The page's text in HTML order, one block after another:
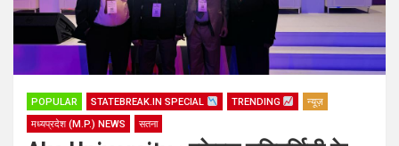
POPULAR STATEBREAK.IN SPECIAL TRENDING
न्यूज़
मध्यप्रदेश (M.P.) NEWS
सतना